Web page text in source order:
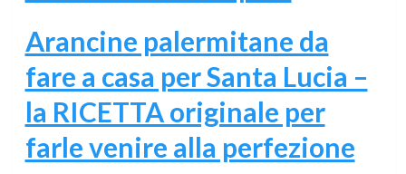
Arancine palermitane da
fare a casa per Santa Lucia –
la RICETTA originale per
farle venire alla perfezione